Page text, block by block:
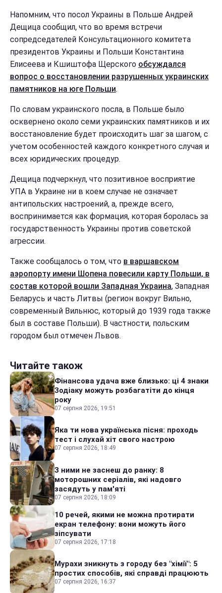
Напомним, что посол Украины в Польше Андрей
Дещица сообщил, что во время встречи
сопредседателей Консультационного комитета
президентов Украины и Польши Константина
Елисеева и Кшиштофа Щерского обсуждался
вопрос о восстановлении разрушенных украинских
памятников на юге Польши.
По словам украинского посла, в Польше было
осквернено около семи украинских памятников и их
восстановление будет происходить шаг за шагом, с
учетом особенностей каждого конкретного случая и
всех юридических процедур.
Дещица подчеркнул, что позитивное восприятие
УПА в Украине ни в коем случае не означает
антипольских настроений, а, прежде всего,
воспринимается как формация, которая боролась за
государственность Украины против советской
агрессии.
Также сообщалось о том, что в варшавском
аэропорту имени Шопена повесили карту Польши, в
состав которой вошли Западная Украина, Западная
Беларусь и часть Литвы (регион вокруг Вильно,
современный Вильнюс, который до 1939 года также
был в составе Польши). В частности, польским
городом был отмечен Львов.
Читайте також
Фінансова удача вже близько: ці 4 знаки
Зодіаку можуть розбагатіти до кінця
року
07 серпня 2026, 19:51
Яка ти нова українська пісня: проходь
тест і слухай хіт свого настрою
07 серпня 2026, 18:49
З ними не заснеш до ранку: 8
моторошних серіалів, які надовго
засядуть у пам'яті
07 серпня 2026, 18:09
10 речей, якими не можна протирати
екран телефону: вони можуть його
зіпсувати
07 серпня 2026, 17:18
Мурахи зникнуть з городу без "хімії": 5
простих способів, які справді працюють
07 серпня 2026, 16:37